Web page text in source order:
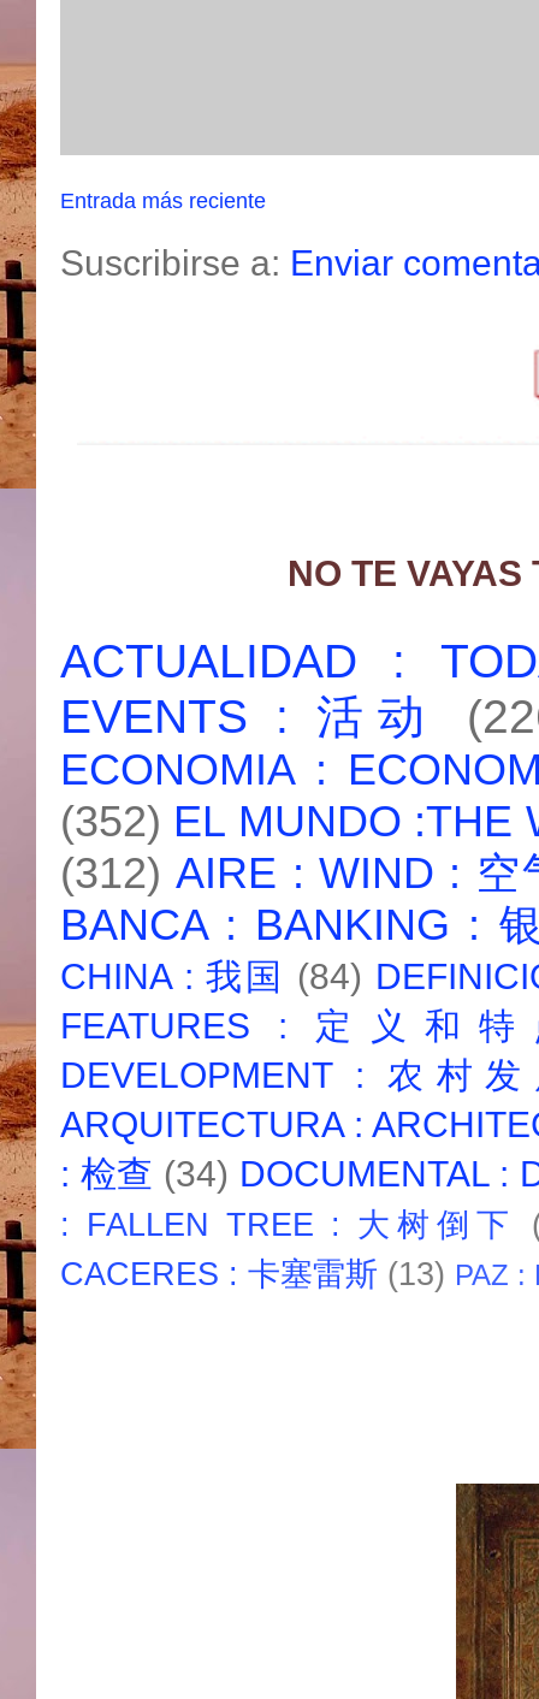
Entrada más reciente
Suscribirse a: Enviar
NO TE
ACTUALIDAD :
EVENTS : 活动
ECONOMIA :
(352) EL MUNDO :THE
(312) AIRE : WIND : 空
BANCA : BANKING :
CHINA : 我国 (84)
FEATURES : 定义和
DEVELOPMENT : 农村
ARQUITECTURA :
: 检查 (34) DOCUMENTAL :
: FALLEN TREE : 大树倒下
CACERES : 卡塞雷斯 (13) PAZ :